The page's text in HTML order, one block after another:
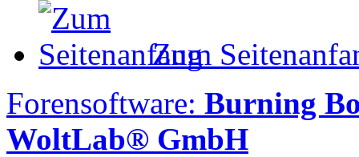
Zum
Forensoftware: Burning
WoltLab® GmbH